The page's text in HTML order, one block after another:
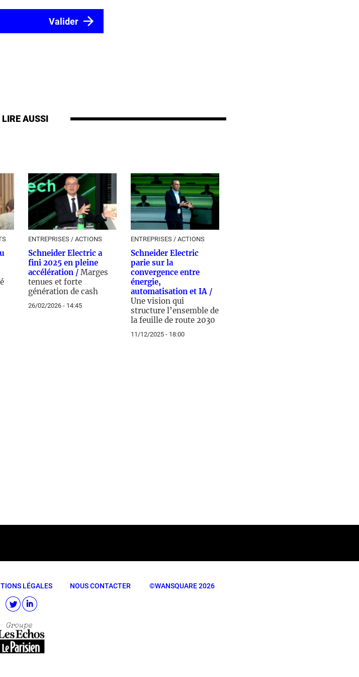
LIRE AUSSI
ENTREPRISES / ACTIONS
Schneider Electric a
fini 2025 en pleine
accélération / Marges
tenues et forte
génération de cash
26/02/2026 - 14:45
ENTREPRISES / ACTIONS
Schneider Electric
parie sur la
convergence entre
énergie,
automatisation et IA /
Une vision qui
structure l’ensemble de
la feuille de route 2030
11/12/2025 - 18:00
LÉGALES NOUS CONTACTER ©WANSQUARE 2026